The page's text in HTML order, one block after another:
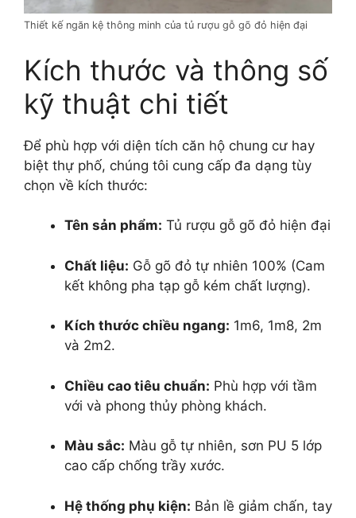
Thiết kế ngăn kệ thông minh của tủ rượu gỗ gõ đỏ hiện đại
Kích thước và thông số
kỹ thuật chi tiết
Để phù hợp với diện tích căn hộ chung cư hay
biệt thự phố, chúng tôi cung cấp đa dạng tùy
chọn về kích thước:
Tên sản phẩm: Tủ rượu gỗ gõ đỏ hiện đại
Chất liệu: Gỗ gõ đỏ tự nhiên 100% (Cam
kết không pha tạp gỗ kém chất lượng).
Kích thước chiều ngang: 1m6, 1m8, 2m
và 2m2.
Chiều cao tiêu chuẩn: Phù hợp với tầm
với và phong thủy phòng khách.
Màu sắc: Màu gỗ tự nhiên, sơn PU 5 lớp
cao cấp chống trầy xước.
Hệ thống phụ kiện: Bản lề giảm chấn, tay